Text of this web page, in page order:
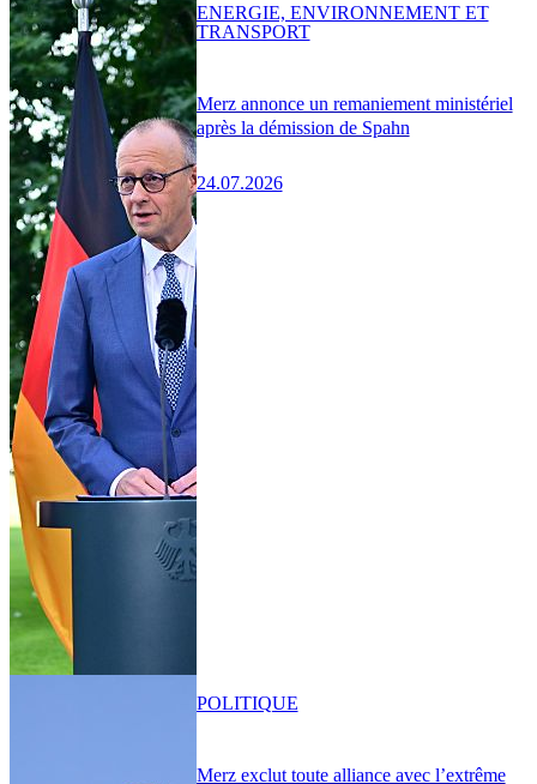
Merz annonce un remaniement ministériel
après la démission de Spahn
24.07.2026
ENERGIE, ENVIRONNEMENT ET
TRANSPORT
Merz exclut toute alliance avec l’extrême
POLITIQUE